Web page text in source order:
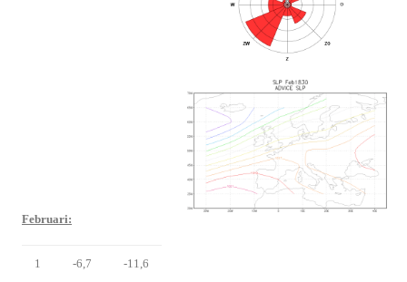
Februari:
1 -6,7 -11,6